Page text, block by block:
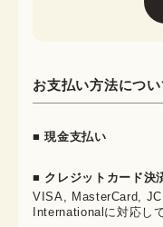
お支払い方法につい
■ 現金支払い
■ クレジットカード決
VISA, MasterCard,
Internationalに対応し